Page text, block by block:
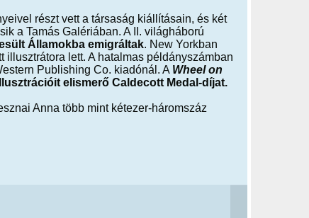
részt vett a társaság kiállításain, és két
a Tamás Galériában. A II. világháború
Államokba emigráltak. New Yorkban
lett. A hatalmas példányszámban
Publishing Co. kiadónál. A Wheel on
elismerő Caldecott Medal-díjat.
Anna több mint kétezer-háromszáz